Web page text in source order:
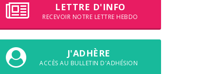
LETTRE D'INFO
RECEVOIR NOTRE LETTRE HEBDO
J'ADHÈRE
ACCÈS AU BULLETIN D'ADHÉSION